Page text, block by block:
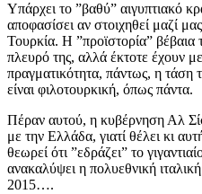
Υπάρχει το ”βαθύ” αιγυπτιακό
αποφασίσει αν στοιχηθεί μαζί
Τουρκία. Η ”προϊστορία” βέβαια
πλευρό της, αλλά έκτοτε έχουν
πραγματικότητα, πάντως, η τάση
είναι φιλοτουρκική, όπως πάντα.
Πέραν αυτού, η κυβέρνηση Αλ
με την Ελλάδα, γιατί θέλει κι
θεωρεί ότι ”εδράζει” το
ανακαλύψει η πολυεθνική
2015….